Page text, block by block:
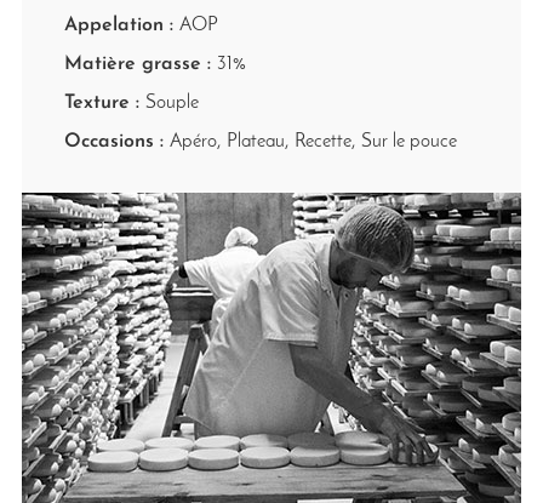
Appelation : AOP
Matière grasse : 31%
Texture : Souple
Occasions : Apéro, Plateau, Recette, Sur le pouce